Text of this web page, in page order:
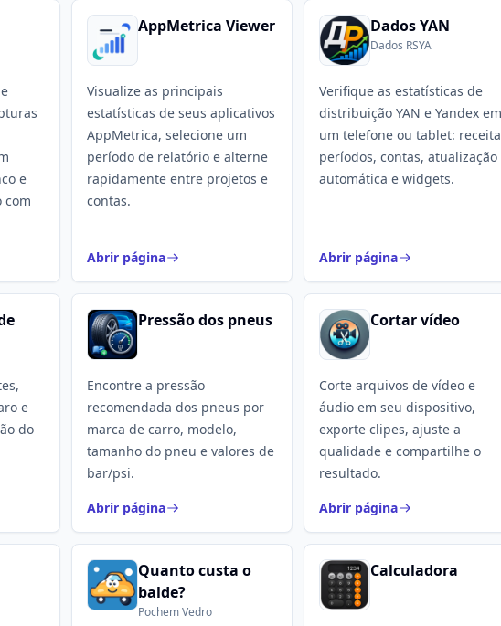
e
com
AppMetrica Viewer
Visualize as principais
estatísticas de seus aplicativos
AppMetrica, selecione um
período de relatório e alterne
rapidamente entre projetos e
contas.
Abrir página
Dados YAN
Dados RSYA
Verifique as estatísticas de
distribuição YAN e Yandex em
um telefone ou tablet:
períodos, contas, atualização
automática e widgets.
Abrir página
e
do
Pressão dos pneus
Encontre a pressão
recomendada dos pneus por
marca de carro, modelo,
tamanho do pneu e valores de
bar/psi.
Abrir página
Cortar vídeo
Corte arquivos de vídeo e
áudio em seu dispositivo,
exporte clipes, ajuste a
qualidade e compartilhe o
resultado.
Abrir página
Quanto custa o
balde?
Pochem Vedro
Calculadora